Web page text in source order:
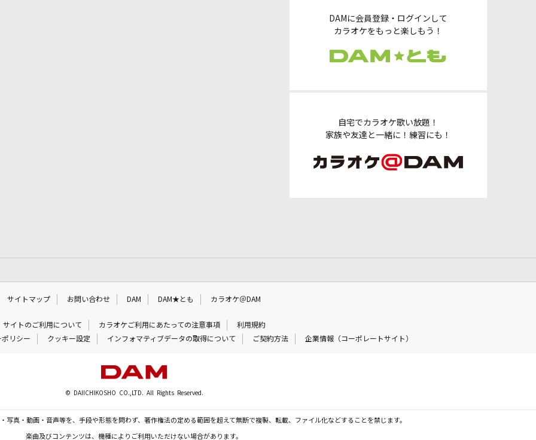
DAMに会員登録・ログインして
カラオケをもっと楽しもう！
自宅でカラオケ歌い放題！
家族や友達と一緒に！練習にも！
サイトマップ お問い合わせ DAM DAM★とも カラオケ＠DAM
サイトのご利用について カラオケご利用にあたっての注意事項
利用規約
リシー
クッキー設定 インフォマティブデータの取得について ご契約方法 企業情報（コーポレートサイト）
© DAIICHIKOSHO CO.,LTD. All Rights Reserved.
写真・動画・音声等を、手段や形態を問わず、著作権法の定める範囲を超えて無断で複製、転載、ファイル化などすることを禁じます。
楽曲及びコンテンツは、機種によりご利用いただけない場合があります。